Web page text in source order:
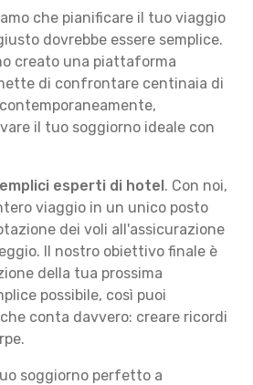
che pianificare il tuo viaggio
dovrebbe essere semplice.
creato una piattaforma
di confrontare centinaia di
il tuo soggiorno ideale con
esperti di hotel. Con noi,
viaggio in un unico posto
dei voli all'assicurazione
Il nostro obiettivo finale è
della tua prossima
possibile, così puoi
conta davvero: creare ricordi
soggiorno perfetto a